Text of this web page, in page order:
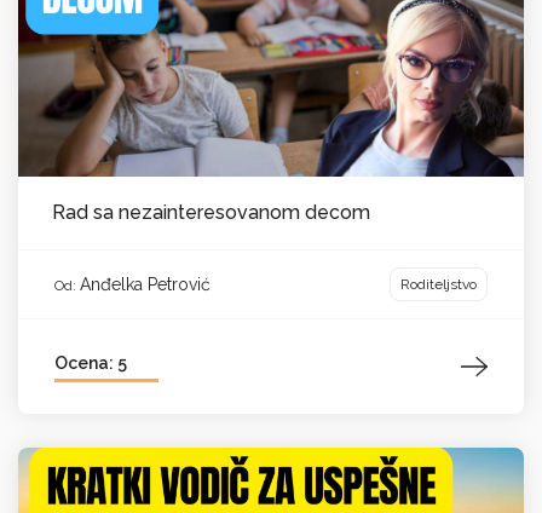
Rad sa nezainteresovanom decom
Od: Anđelka Petrović Roditeljstvo
Ocena: 5